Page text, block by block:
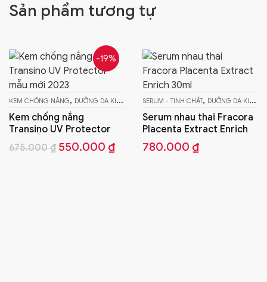
Sản phẩm tương tự
-19%
KIỂU NHẬT
₫Giá
SERUM - TINH CHẤT ,DƯỠNG DA KIỂU NHẬT
Serum nhau thai Fracora
Placenta Extract Enrich
780.000₫